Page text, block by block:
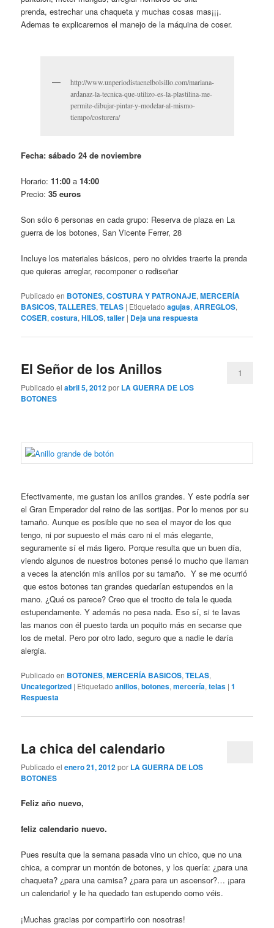
prenda, estrechar una chaqueta y muchas cosas mas¡¡¡.
Ademas te explicaremos el manejo de la máquina de coser.
http://www.unperiodistaenelbolsillo.com/mariana-
ardanaz-la-tecnica-que-utilizo-es-la-plastilina-me-
permite-dibujar-pintar-y-modelar-al-mismo-
tiempo/costurera/
Fecha: sábado 24 de noviembre
Horario:11:00 a14:00
Precio:35 euros
Son sólo 6 personas en cada grupo: Reserva de plaza en La
guerra de los botones, San Vicente Ferrer, 28
Incluye los materiales básicos, pero no olvides traerte la prenda
que quieras arreglar, recomponer o rediseñar
Publicado en BOTONES,COSTURA Y PATRONAJE,MERCERÍA
BASICOS,TALLERES,TELAS | Etiquetado agujas,ARREGLOS,
COSER,costura,HILOS,taller | Deja una respuesta
El Señor de los Anillos
Publicado elabril 5, 2012por LA GUERRA DE LOS
BOTONES
1
Efectivamente, me gustan los anillos grandes. Y este podría ser
el Gran Emperador del reino de las sortijas. Por lo menos por su
tamaño. Aunque es posible que no sea el mayor de los que
tengo, ni por supuesto el más caro ni el más elegante,
seguramente sí el más ligero. Porque resulta que un buen día,
viendo algunos de nuestros botones pensé lo mucho que llaman
a veces la atención mis anillos por su tamaño. Y se me ocurrió
que estos botones tan grandes quedarían estupendos en la
mano. ¿Qué os parece? Creo que el trocito de tela le queda
estupendamente. Y además no pesa nada. Eso sí, si te lavas
las manos con él puesto tarda un poquito más en secarse que
los de metal. Pero por otro lado, seguro que a nadie le daría
alergia.
Publicado en BOTONES,MERCERÍA BASICOS,TELAS,
Uncategorized | Etiquetado anillos,botones,mercería,telas |1
Respuesta
La chica del calendario
Publicado elenero 21, 2012por LA GUERRA DE LOS
BOTONES
Feliz año nuevo,
feliz calendario nuevo.
Pues resulta que la semana pasada vino un chico, que no una
chica, a comprar un montón de botones, y los quería: ¿para una
chaqueta? ¿para una camisa? ¿para para un ascensor?… ¡para
un calendario! y le ha quedado tan estupendo como véis.
¡Muchas gracias por compartirlo con nosotras!